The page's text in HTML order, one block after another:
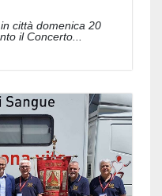
città domenica 20
il Concerto...